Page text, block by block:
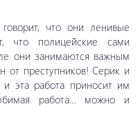
что они ленивые
что полицейские сами
они занимаются важным
преступников! Серик и
эта работа приносит им
работа… можно и